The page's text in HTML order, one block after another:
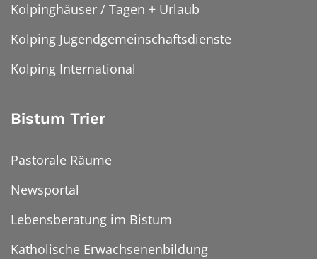
Kolpinghäuser / Tagen + Urlaub
Kolping Jugendgemeinschaftsdienste
Kolping International
Bistum Trier
Pastorale Räume
Newsportal
Lebensberatung im Bistum
Katholische Erwachsenenbildung